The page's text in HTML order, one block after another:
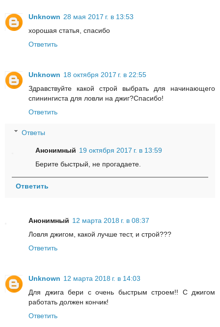
Unknown 28 мая 2017 г. в 13:53
хорошая статья, спасибо
Ответить
Unknown 18 октября 2017 г. в 22:55
Здравствуйте какой строй выбрать для начинающего
спинингиста для ловли на джиг?Спасибо!
Ответить
Ответы
Анонимный 19 октября 2017 г. в 13:59
Берите быстрый, не прогадаете.
Ответить
Анонимный 12 марта 2018 г. в 08:37
Ловля джигом, какой лучше тест, и строй???
Ответить
Unknown 12 марта 2018 г. в 14:03
Для джига бери с очень быстрым строем!! С джигом
работать должен кончик!
Ответить